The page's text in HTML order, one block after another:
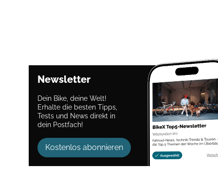
Newsletter
Dein Bike, deine Welt!
Erhalte die besten Tipps,
Tests und News direkt in
dein Postfach!
Kostenlos abonnieren